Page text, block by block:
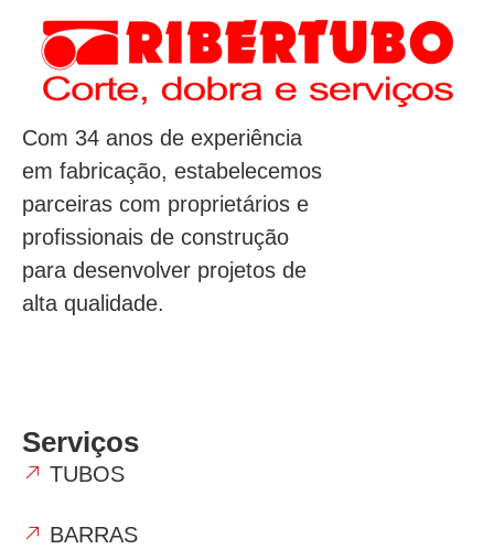
Com 34 anos de experiência
em fabricação, estabelecemos
parceiras com proprietários e
profissionais de construção
para desenvolver projetos de
alta qualidade.
Serviços
TUBOS
BARRAS